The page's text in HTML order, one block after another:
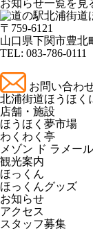
お知らせ一覧を見
〒759-6121
山口県下関市豊北
TEL: 083-786-0111
お問い合わ
北浦街道ほうほく
店舗・施設
ほうほく夢市場
わくわく亭
メゾン ド ラメール
観光案内
ほっくん
ほっくんグッズ
お知らせ
アクセス
スタッフ募集